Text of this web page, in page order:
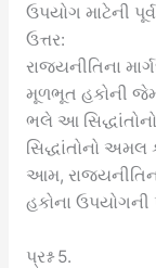
ઉપયોગ માટેની
ઉત્તર:
રાજ્યનીતિના
મૂળભૂત હકોની
ભલે આ
સિદ્ધાંતોનો
આમ,
હકોના ઉપયોગની
પ્રશ્ન 5.